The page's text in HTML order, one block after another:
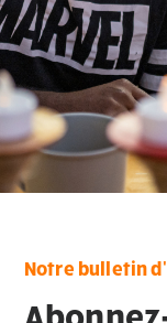
Notre bulletin